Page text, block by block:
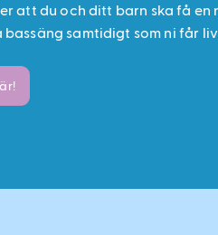
att du och ditt barn ska få en
samtidigt som ni får